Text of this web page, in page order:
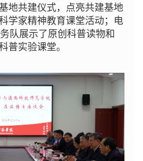
地共建仪式，点亮共建基地
学家精神教育课堂活动；电
务队展示了原创科普读物和
普实验课堂。